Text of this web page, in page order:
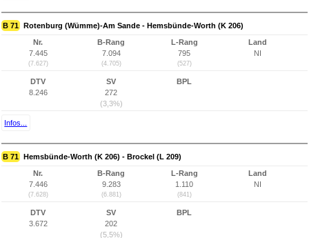
B 71 Rotenburg (Wümme)-Am Sande - Hemsbünde-Worth (K 206)
Nr.
7.445
(7.627)
B-Rang
7.094
(4.705)
L-Rang
795
(527)
Land
NI
DTV
8.246
SV
272
(3,3%)
BPL
Infos...
B 71 Hemsbünde-Worth (K 206) - Brockel (L 209)
Nr.
7.446
(7.628)
B-Rang
9.283
(6.881)
L-Rang
1.110
(841)
Land
NI
DTV
3.672
SV
202
(5,5%)
BPL